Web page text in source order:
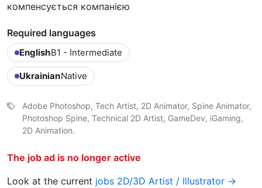
компенсується компанією
Required languages
EnglishB1 - Intermediate
UkrainianNative
Adobe Photoshop, Tech Artist, 2D Animator, Spine Animator,
Photoshop Spine, Technical 2D Artist, GameDev, iGaming,
2D Animation.
The job ad is no longer active
Look at the current jobs 2D/3D Artist / Illustrator →